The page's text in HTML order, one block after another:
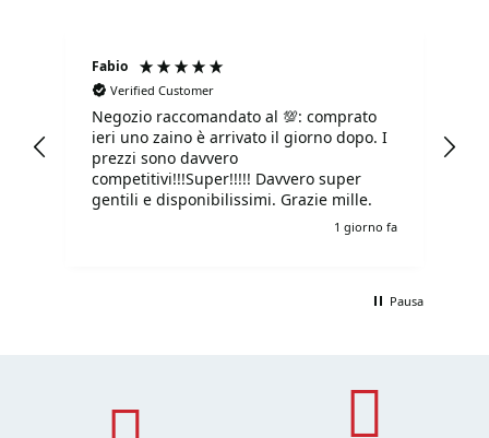
Fabio
Verified Customer
Negozio raccomandato al 💯: comprato
ieri uno zaino è arrivato il giorno dopo. I
prezzi sono davvero
competitivi!!!Super!!!!! Davvero super
gentili e disponibilissimi. Grazie mille.
1 giorno fa
Pausa